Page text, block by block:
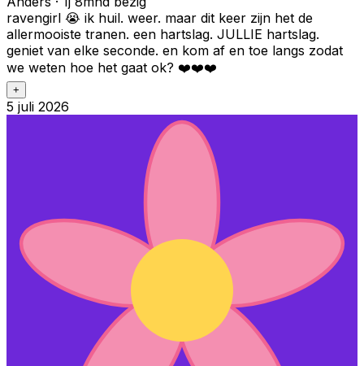
ravengirl 😭 ik huil. weer. maar dit keer zijn het de
allermooiste tranen. een hartslag. JULLIE hartslag.
geniet van elke seconde. en kom af en toe langs zodat
we weten hoe het gaat ok? ❤️❤️❤️
+
5 juli 2026